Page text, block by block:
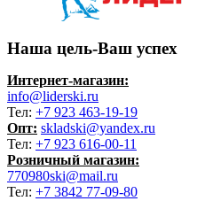
Наша цель-Ваш успех
Интернет-магазин:
info@liderski.ru
Тел: +7 923 463-19-19
Опт: skladski@yandex.ru
Тел: +7 923 616-00-11
Розничный магазин:
770980ski@mail.ru
Тел: +7 3842 77-09-80